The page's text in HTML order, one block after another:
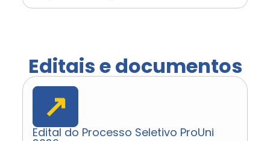
Editais e documentos
↗
Edital do Processo Seletivo ProUni